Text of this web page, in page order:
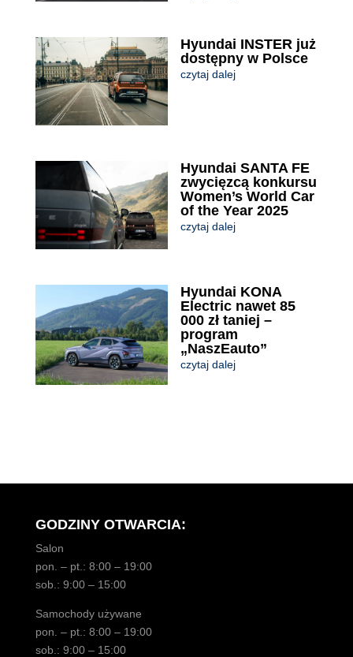
Hyundai INSTER już
dostępny w Polsce
czytaj dalej
Hyundai SANTA FE
zwycięzcą konkursu
Women’s World Car
of the Year 2025
czytaj dalej
Hyundai KONA
Electric nawet 85
000 zł taniej –
program
„NaszEauto”
czytaj dalej
GODZINY OTWARCIA:
Salon
pon. – pt.: 8:00 – 19:00
sob.: 9:00 – 15:00
Samochody używane
pon. – pt.: 8:00 – 19:00
sob.: 9:00 – 15:00